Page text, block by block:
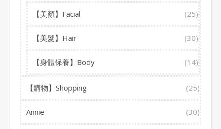
【美顏】Facial (25)
【美髮】Hair (30)
【身體保養】Body (14)
【購物】Shopping (25)
Annie (30)